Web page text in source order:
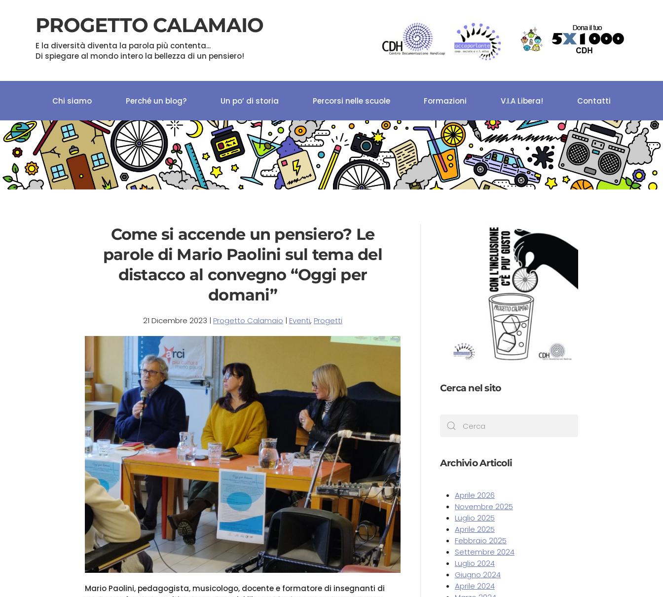
Skip to main content
PROGETTO CALAMAIO
E la diversità diventa la parola più contenta...
Di spiegare al mondo intero la bellezza di un pensiero!
Chi siamo Perché un blog? Un po’ di storia Percorsi nelle scuole Formazioni V.I.A Libera! Contatti
Come si accende un pensiero? Le
parole di Mario Paolini sul tema del
distacco al convegno “Oggi per
domani”
21 Dicembre 2023 | Progetto Calamaio | Eventi, Progetti
Mario Paolini, pedagogista, musicologo, docente e formatore di insegnanti di
Cerca nel sito
Archivio Articoli
Aprile 2026
Novembre 2025
Luglio 2025
Aprile 2025
Febbraio 2025
Settembre 2024
Luglio 2024
Giugno 2024
Aprile 2024